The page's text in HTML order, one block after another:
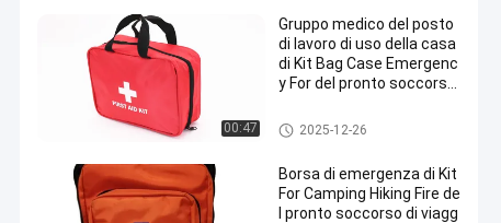
00:47
Gruppo medico del posto
di lavoro di uso della casa
di Kit Bag Case Emergenc
y For del pronto soccorso
Kit di pronto soccorso da viag
gio
2025-12-26
Borsa di emergenza di Kit
For Camping Hiking Fire de
l pronto soccorso di viagg